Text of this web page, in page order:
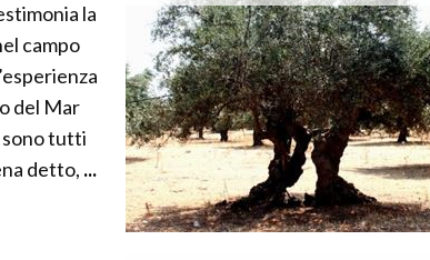
la
campo
del Mar
sono tutti
detto, ...